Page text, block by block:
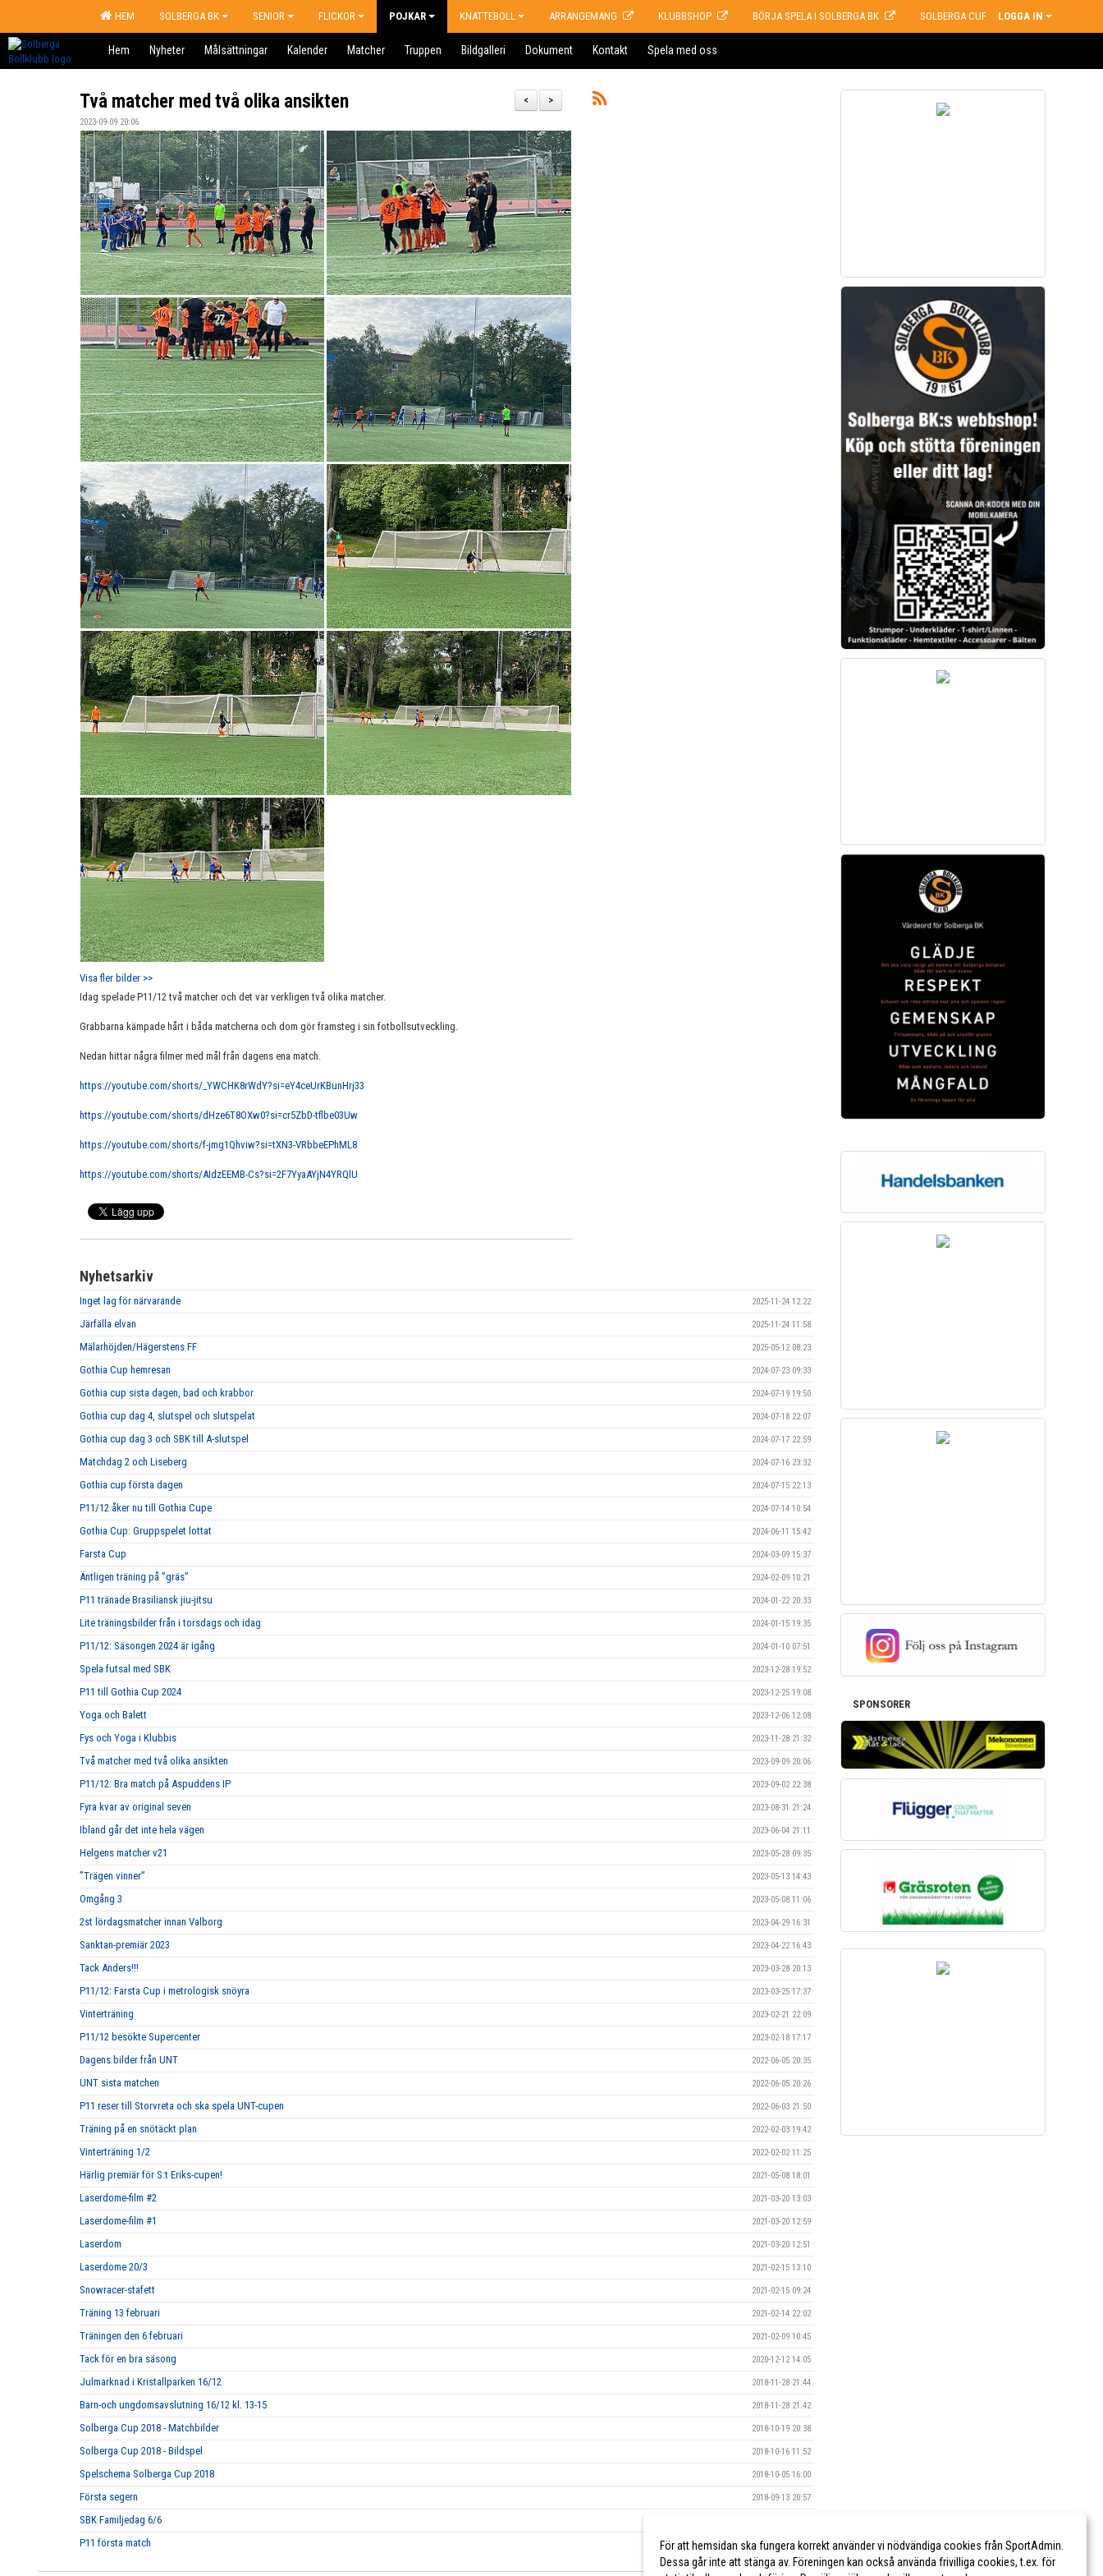
HEM SOLBERGA BK SENIOR FLICKOR POJKAR KNATTEBOLL ARRANGEMANG KLUBBSHOP BÖRJA SPELA I SOLBERGA BK SOLBERGA CUP LOGGA IN
Hem Nyheter Målsättningar Kalender Matcher Truppen Bildgalleri Dokument Kontakt Spela med oss
>
<
Två matcher med två olika ansikten
2023-09-09 20:06
Visa fler bilder >>
Idag spelade P11/12 två matcher och det var verkligen två olika matcher.
Grabbarna kämpade hårt i båda matcherna och dom gör framsteg i sin fotbollsutveckling.
Nedan hittar några filmer med mål från dagens ena match.
https://youtube.com/shorts/_YWCHK8rWdY?si=eY4ceUrKBunHrj33
https://youtube.com/shorts/dHze6T8OXw0?si=cr5ZbD-tflbe03Uw
https://youtube.com/shorts/f-jmg1Qhviw?si=tXN3-VRbbeEPhML8
https://youtube.com/shorts/AIdzEEMB-Cs?si=2F7YyaAYjN4YRQlU
Nyhetsarkiv
Inget lag för närvarande 2025-11-24 12:22
Järfälla elvan 2025-11-24 11:58
Mälarhöjden/Hägerstens FF 2025-05-12 08:23
Gothia Cup hemresan 2024-07-23 09:33
Gothia cup sista dagen, bad och krabbor 2024-07-19 19:50
Gothia cup dag 4, slutspel och slutspelat 2024-07-18 22:07
Gothia cup dag 3 och SBK till A-slutspel 2024-07-17 22:59
Matchdag 2 och Liseberg 2024-07-16 23:32
Gothia cup första dagen 2024-07-15 22:13
P11/12 åker nu till Gothia Cupe 2024-07-14 10:54
Gothia Cup: Gruppspelet lottat 2024-06-11 15:42
Farsta Cup 2024-03-09 15:37
Äntligen träning på ”gräs” 2024-02-09 10:21
P11 tränade Brasiliansk jiu-jitsu 2024-01-22 20:33
Lite träningsbilder från i torsdags och idag 2024-01-15 19:35
P11/12: Säsongen 2024 är igång 2024-01-10 07:51
Spela futsal med SBK 2023-12-28 19:52
P11 till Gothia Cup 2024 2023-12-25 19:08
Yoga och Balett 2023-12-06 12:08
Fys och Yoga i Klubbis 2023-11-28 21:32
Två matcher med två olika ansikten 2023-09-09 20:06
P11/12: Bra match på Aspuddens IP 2023-09-02 22:38
Fyra kvar av original seven 2023-08-31 21:24
Ibland går det inte hela vägen 2023-06-04 21:11
Helgens matcher v21 2023-05-28 09:35
”Trägen vinner” 2023-05-13 14:43
Omgång 3 2023-05-08 11:06
2st lördagsmatcher innan Valborg 2023-04-29 16:31
Sanktan-premiär 2023 2023-04-22 16:43
Tack Anders!!! 2023-03-28 20:13
P11/12: Farsta Cup i metrologisk snöyra 2023-03-25 17:37
Vinterträning 2023-02-21 22:09
P11/12 besökte Supercenter 2023-02-18 17:17
Dagens bilder från UNT 2022-06-05 20:35
UNT sista matchen 2022-06-05 20:26
P11 reser till Storvreta och ska spela UNT-cupen 2022-06-03 21:50
Träning på en snötäckt plan 2022-02-03 19:42
Vinterträning 1/2 2022-02-02 11:25
Härlig premiär för S:t Eriks-cupen! 2021-05-08 18:01
Laserdome-film #2 2021-03-20 13:03
Laserdome-film #1 2021-03-20 12:59
Laserdom 2021-03-20 12:51
Laserdome 20/3 2021-02-15 13:10
Snowracer-stafett 2021-02-15 09:24
Träning 13 februari 2021-02-14 22:02
Träningen den 6 februari 2021-02-09 10:45
Tack för en bra säsong 2020-12-12 14:05
Julmarknad i Kristallparken 16/12 2018-11-28 21:44
Barn-och ungdomsavslutning 16/12 kl. 13-15 2018-11-28 21:42
Solberga Cup 2018 - Matchbilder 2018-10-19 20:38
Solberga Cup 2018 - Bildspel 2018-10-16 11:52
Spelschema Solberga Cup 2018 2018-10-05 16:00
Första segern 2018-09-13 20:57
SBK Familjedag 6/6
P11 första match 2018-05-08 10:26
SPONSORER
För att hemsidan ska fungera korrekt använder vi nödvändiga cookies från SportAdmin.
Dessa går inte att stänga av. Föreningen kan också använda frivilliga cookies, t.ex. för